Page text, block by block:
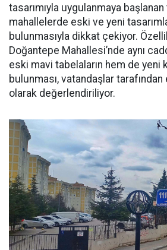
tasarımıyla uygulanmaya başlanan
mahallelerde eski ve yeni
bulunmasıyla dikkat çekiyor.
Doğantepe Mahallesi’nde aynı
eski mavi tabelaların hem de yeni
bulunması, vatandaşlar
olarak değerlendiriliyor.